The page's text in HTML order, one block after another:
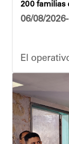
06/08/
El
Durante la
Eudicis